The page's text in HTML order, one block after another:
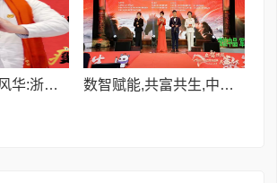
骏马迎春·艺展风华:浙融媒中心特邀艺术家们送新春祝福,共贺马年祥瑞——夏有良老师 数智赋能,共富共生,中品数字生态年会盛典成功举办